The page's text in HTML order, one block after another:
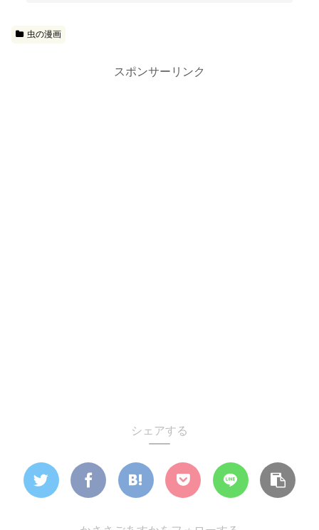
虫の漫画
スポンサーリンク
シェアする